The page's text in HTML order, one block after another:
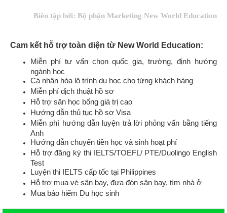
Biên tập bởi: Bộ phận Marketing New World Education
Cam kết hỗ trợ toàn diện từ New World Education:
Miễn phí tư vấn chọn quốc gia, trường, định hướng
ngành học
Cá nhân hóa lộ trình du học cho từng khách hàng
Miễn phí dịch thuật hồ sơ
Hỗ trợ săn học bổng giá trị cao
Hướng dẫn thủ tục hồ sơ Visa
Miễn phí hướng dẫn luyện trả lời phỏng vấn bằng tiếng
Anh
Hướng dẫn chuyển tiền học và sinh hoạt phí
Hỗ trợ đăng ký thi IELTS/TOEFL/ PTE/Duolingo English
Test
Luyện thi IELTS cấp tốc tại Philippines
Hỗ trợ mua vé sân bay, đưa đón sân bay, tìm nhà ở
Mua bảo hiểm Du học sinh